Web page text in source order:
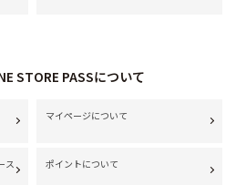
STORE PASSについて
マイページについて
ス
ポイントについて